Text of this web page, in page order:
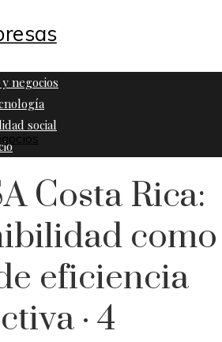
negocios
social
Costa Rica:
como
eficiencia
· 4